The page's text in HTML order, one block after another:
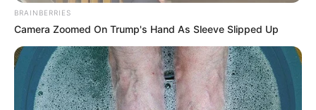
κανονικά τον δρόμο εκείνη τη στιγμή. Η ένταση
της σύγκρουσης αποτυπώνεται καθαρά στο
βίντεο, καθώς το αυτοκίνητο δέχεται το
χτύπημα στην πλευρική του επιφάνεια, ενώ η
BRAINBERRIES
Camera Zoomed On Trump's Hand As Sleeve Slipped Up